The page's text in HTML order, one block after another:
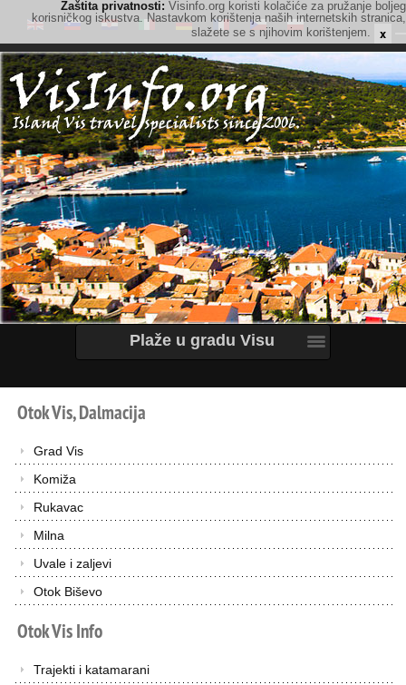
Zaštita privatnosti: Visinfo.org koristi kolačiće za pružanje boljeg
korisničkog iskustva. Nastavkom korištenja naših internetskih stranica,
slažete se s njihovim korištenjem.
x
Plaže u gradu Visu
OtokVis,Dalmacija
Grad Vis
Komiža
Rukavac
Milna
Uvale i zaljevi
Otok Biševo
OtokVisInfo
Trajekti i katamarani